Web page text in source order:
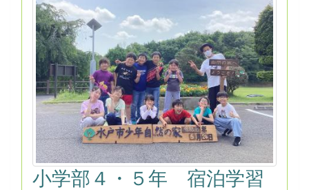
小学部４・５年 宿泊学習